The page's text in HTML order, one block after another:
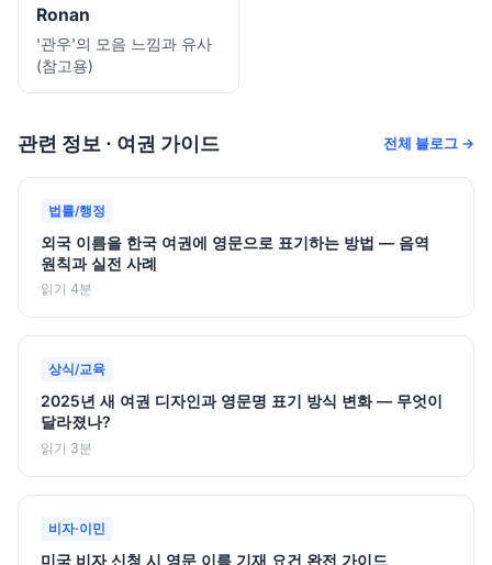
Ronan
'관우'의 모음 느낌과 유사
(참고용)
관련 정보 · 여권 가이드 전체 블로그 →
법률/행정
외국 이름을 한국 여권에 영문으로 표기하는 방법 — 음역
원칙과 실전 사례
읽기 4분
상식/교육
2025년 새 여권 디자인과 영문명 표기 방식 변화 — 무엇이
달라졌나?
읽기 3분
비자·이민
미국 비자 신청 시 영문 이름 기재 요건 완전 가이드